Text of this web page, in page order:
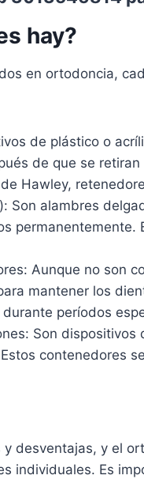
hay?
en ortodoncia,
de plástico o
de que se
Hawley,
Son alambres
Aunque no son
mantener los
períodos
Son
contenedores
desventajas, y el
individuales. Es